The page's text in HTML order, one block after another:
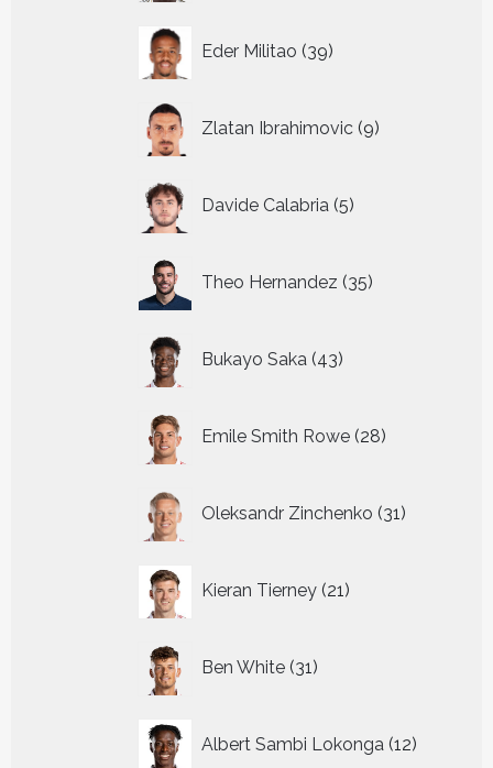
Eder Militao 39
producten
Zlatan Ibrahimovic 9
producten
Davide Calabria 5
producten
Theo Hernandez 35
producten
Bukayo Saka 43
producten
Emile Smith Rowe 28
producten
Oleksandr Zinchenko 31
producten
Kieran Tierney 21
producten
Ben White 31
producten
Albert Sambi Lokonga 12